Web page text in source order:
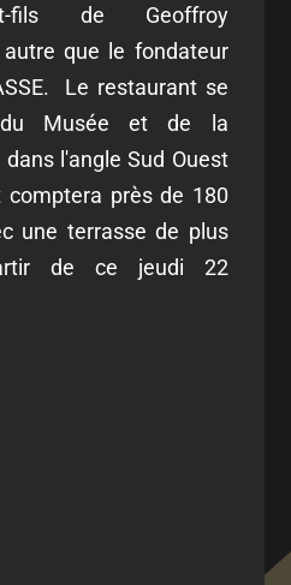
fils de Geoffroy
que le fondateur
Le restaurant se
du Musée et de la
l'angle Sud Ouest
comptera près de 180
une terrasse de plus
de ce jeudi 22